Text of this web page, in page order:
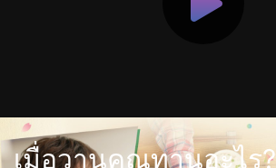
เมื่อวานคุณทานอะไร?